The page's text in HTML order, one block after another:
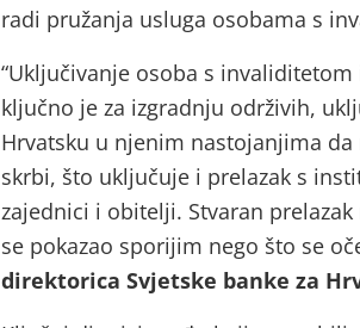
radi pružanja usluga osobama s
“Uključivanje osoba s
ključno je za izgradnju održivih,
Hrvatsku u njenim nastojanjima
skrbi, što uključuje i prelazak s
zajednici i obitelji. Stvaran
se pokazao sporijim nego što se
direktorica Svjetske banke za